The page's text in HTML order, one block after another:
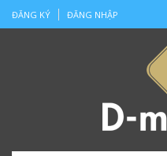
ĐĂNG KÝ ĐĂNG NHẬP